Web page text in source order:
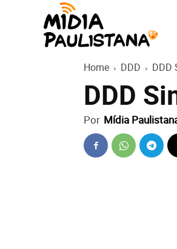
Home DDD DDD
DDD
Por Mídia